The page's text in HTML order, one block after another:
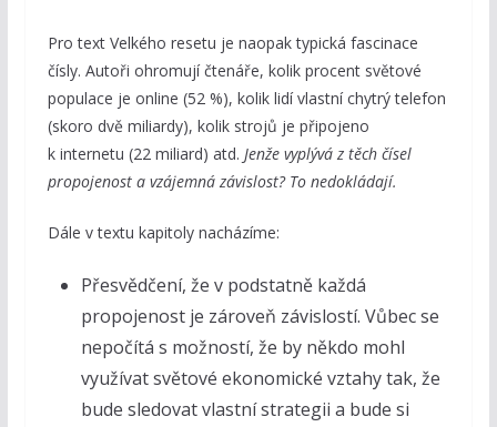
Pro text Velkého resetu je naopak typická fascinace
čísly. Autoři ohromují čtenáře, kolik procent světové
populace je online (52 %), kolik lidí vlastní chytrý telefon
(skoro dvě miliardy), kolik strojů je připojeno
k internetu (22 miliard) atd. Jenže vyplývá z těch čísel
propojenost a vzájemná závislost? To nedokládají.
Dále v textu kapitoly nacházíme:
Přesvědčení, že v podstatně každá
propojenost je zároveň závislostí. Vůbec se
nepočítá s možností, že by někdo mohl
využívat světové ekonomické vztahy tak, že
bude sledovat vlastní strategii a bude si